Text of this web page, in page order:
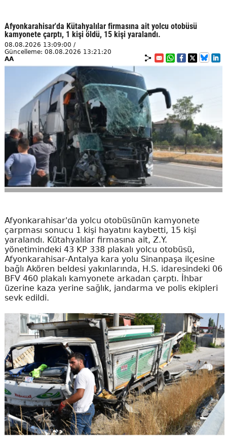
Afyonkarahisar'da Kütahyalılar firmasına ait yolcu otobüsü
kamyonete çarptı, 1 kişi öldü, 15 kişi yaralandı.
08.08.2026 13:09:00 /
Güncelleme: 08.08.2026 13:21:20
AA
Afyonkarahisar'da yolcu otobüsünün kamyonete
çarpması sonucu 1 kişi hayatını kaybetti, 15 kişi
yaralandı. Kütahyalılar firmasına ait, Z.Y.
yönetimindeki 43 KP 338 plakalı yolcu otobüsü,
Afyonkarahisar-Antalya kara yolu Sinanpaşa ilçesine
bağlı Akören beldesi yakınlarında, H.S. idaresindeki 06
BFV 460 plakalı kamyonete arkadan çarptı. İhbar
üzerine kaza yerine sağlık, jandarma ve polis ekipleri
sevk edildi.